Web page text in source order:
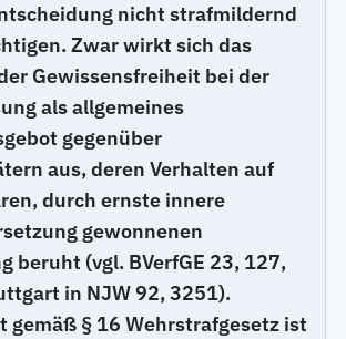
nicht strafmildernd
Zwar wirkt sich das
Gewissensfreiheit bei der
als allgemeines
gegenüber
aus, deren Verhalten auf
durch ernste innere
gewonnenen
beruht (vgl. BVerfGE 23, 127,
in NJW 92, 3251).
gemäß § 16 Wehrstrafgesetz ist